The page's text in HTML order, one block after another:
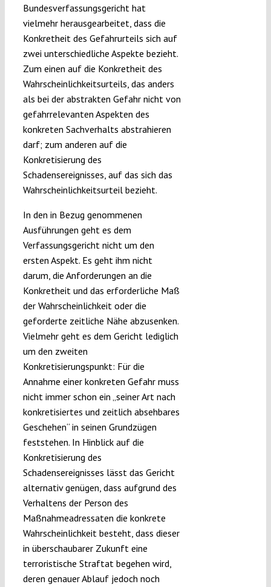
Bundesverfassungsgericht hat
vielmehr herausgearbeitet, dass die
Konkretheit des Gefahrurteils sich auf
zwei unterschiedliche Aspekte bezieht.
Zum einen auf die Konkretheit des
Wahrscheinlichkeitsurteils, das anders
als bei der abstrakten Gefahr nicht von
gefahrrelevanten Aspekten des
konkreten Sachverhalts abstrahieren
darf; zum anderen auf die
Konkretisierung des
Schadensereignisses, auf das sich das
Wahrscheinlichkeitsurteil bezieht.
In den in Bezug genommenen
Ausführungen geht es dem
Verfassungsgericht nicht um den
ersten Aspekt. Es geht ihm nicht
darum, die Anforderungen an die
Konkretheit und das erforderliche Maß
der Wahrscheinlichkeit oder die
geforderte zeitliche Nähe abzusenken.
Vielmehr geht es dem Gericht lediglich
um den zweiten
Konkretisierungspunkt: Für die
Annahme einer konkreten Gefahr muss
nicht immer schon ein „seiner Art nach
konkretisiertes und zeitlich absehbares
Geschehen“ in seinen Grundzügen
feststehen. In Hinblick auf die
Konkretisierung des
Schadensereignisses lässt das Gericht
alternativ genügen, dass aufgrund des
Verhaltens der Person des
Maßnahmeadressaten die konkrete
Wahrscheinlichkeit besteht, dass dieser
in überschaubarer Zukunft eine
terroristische Straftat begehen wird,
deren genauer Ablauf jedoch noch